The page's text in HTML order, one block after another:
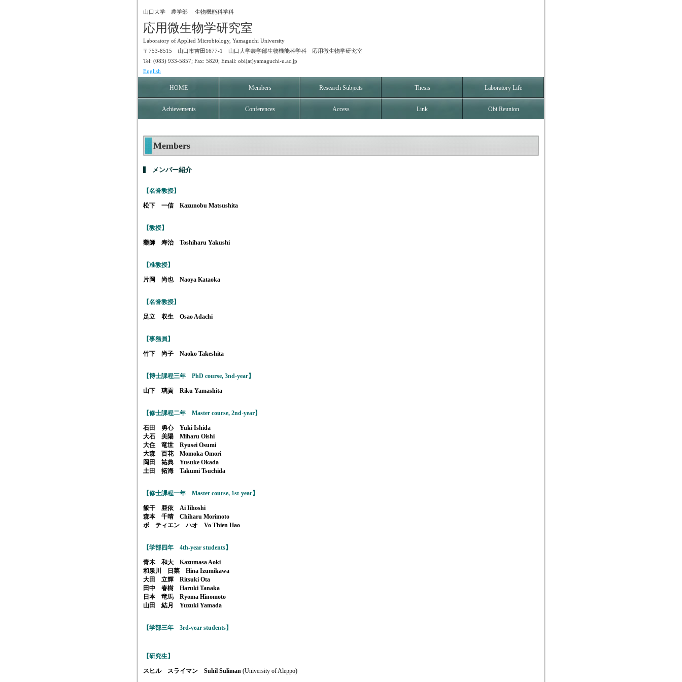
山口大学 農学部 生物機能科学科
応用微生物学研究室
Laboratory of Applied Microbiology, Yamaguchi University
〒753-8515 山口市吉田1677-1 山口大学農学部生物機能科学科 応用微生物学研究室
Tel: (083) 933-5857; Fax: 5820; Email: obi(at)yamaguchi-u.ac.jp
English
HOME Members Research Subjects Thesis Laboratory Life
Achievements Conferences Access Link Obi Reunion
Members
メンバー紹介
【名誉教授】
松下 一信 Kazunobu Matsushita
【教授】
藥師 寿治 Toshiharu Yakushi
【准教授】
片岡 尚也 Naoya Kataoka
【名誉教授】
足立 収生 Osao Adachi
【事務員】
竹下 尚子 Naoko Takeshita
【博士課程三年 PhD course, 3nd-year】
山下 璃貢 Riku Yamashita
【修士課程二年 Master course, 2nd-year】
石田 勇心 Yuki Ishida
大石 美陽 Miharu Oishi
大住 竜世 Ryusei Osumi
大森 百花 Momoka Omori
岡田 祐典 Yusuke Okada
土田 拓海 Takumi Tsuchida
【修士課程一年 Master course, 1st-year】
飯干 亜依 Ai Iihoshi
森本 千晴 Chiharu Morimoto
ボ ティエン ハオ Vo Thien Hao
【学部四年 4th-year students】
青木 和大 Kazumasa Aoki
和泉川 日菜 Hina Izumikawa
大田 立輝 Ritsuki Ota
田中 春樹 Haruki Tanaka
日本 竜馬 Ryoma Hinomoto
山田 結月 Yuzuki Yamada
【学部三年 3rd-year students】
【研究生】
スヒル スライマン Suhil Suliman (University of Aleppo)